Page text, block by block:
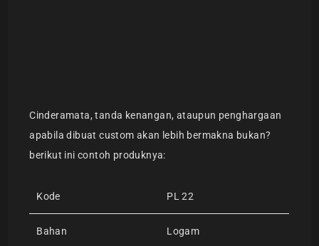
Cinderamata, tanda kenangan, ataupun penghargaan
apabila dibuat custom akan lebih bermakna bukan?
berikut ini contoh produknya:
Kode PL 22
Bahan Logam